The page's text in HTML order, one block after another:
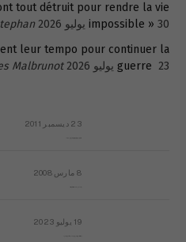
tout détruit pour rendre la vie
impossible » 30 يوليو 2026
leur tempo pour continuer la
guerre 23 يوليو 2026 Malbrunot
23 ديسمبر 2011
8 مارس 2008
19 يوليو 2023